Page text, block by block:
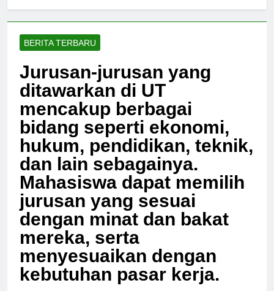
BERITA TERBARU
Jurusan-jurusan yang
ditawarkan di UT
mencakup berbagai
bidang seperti ekonomi,
hukum, pendidikan, teknik,
dan lain sebagainya.
Mahasiswa dapat memilih
jurusan yang sesuai
dengan minat dan bakat
mereka, serta
menyesuaikan dengan
kebutuhan pasar kerja.